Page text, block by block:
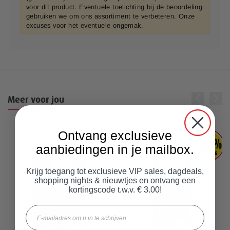
voor dit product. Eventuele toelichting bij de beoordeling
gebruiken we om ons assortiment te verbeteren. Onze
excuses voor het eventuele ongemak.
Meer voor jou
Ontvang exclusieve
aanbiedingen in je mailbox.
Krijg toegang tot exclusieve VIP sales, dagdeals,
shopping nights & nieuwtjes en ontvang een
kortingscode t.w.v. € 3.00!
Email